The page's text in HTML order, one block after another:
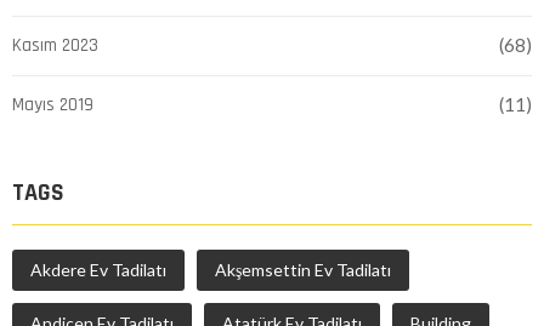
Kasım 2023 (68)
Mayıs 2019 (11)
TAGS
Akdere Ev Tadilatı Akşemsettin Ev Tadilatı